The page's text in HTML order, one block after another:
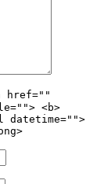
href=""
<b>
datetime="">